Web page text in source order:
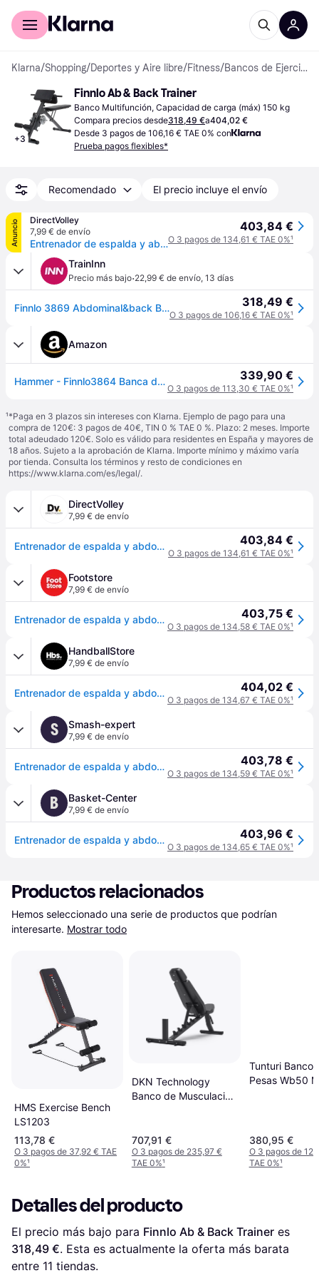
Comprar con Klarna
Klarna/Shopping/Deportes y Aire libre/Fitness/ Bancos de Ejercicios
+3
Finnlo Ab & Back Trainer
Banco Multifunción, Capacidad de carga (máx) 150 kg
Compara precios desde318,49 €a404,02 €
Desde 3 pagos de 106,16 € TAE 0% con
Prueba pagos flexibles*
Recomendado El precio incluye el envío
Anuncio
DirectVolley
7,99 € de envío
Entrenador de espalda y abdominales Finnlo AB - Noir
403,84 €
O 3 pagos de 134,61 € TAE 0%¹
TrainInn
Precio más bajo·22,99 € de envío, 13 días
Finnlo 3869 Abdominal&back Bench Plateado 318,49 €
O 3 pagos de 106,16 € TAE 0%¹
Amazon
Hammer - Finnlo3864 Banca de entrenamiento multifunción - negro 339,90 €
O 3 pagos de 113,30 € TAE 0%¹
¹*Paga en 3 plazos sin intereses con Klarna. Ejemplo de pago para una
compra de 120€: 3 pagos de 40€, TIN 0 % TAE 0 %. Plazo: 2 meses. Importe
total adeudado 120€. Solo es válido para residentes en España y mayores de
18 años. Sujeto a la aprobación de Klarna. Importe mínimo y máximo varía
por tienda. Consulta los términos y resto de condiciones en
https://www.klarna.com/es/legal/.
DirectVolley
7,99 € de envío
Entrenador de espalda y abdominales Finnlo AB - Noir 403,84 €
O 3 pagos de 134,61 € TAE 0%¹
Footstore
7,99 € de envío
Entrenador de espalda y abdominales Finnlo AB - Noir 403,75 €
O 3 pagos de 134,58 € TAE 0%¹
HandballStore
7,99 € de envío
Entrenador de espalda y abdominales Finnlo AB - Noir 404,02 €
O 3 pagos de 134,67 € TAE 0%¹
S Smash-expert
7,99 € de envío
Entrenador de espalda y abdominales Finnlo AB - Noir 403,78 €
O 3 pagos de 134,59 € TAE 0%¹
B Basket-Center
7,99 € de envío
Entrenador de espalda y abdominales Finnlo AB - Noir 403,96 €
O 3 pagos de 134,65 € TAE 0%¹
Productos relacionados
Hemos seleccionado una serie de productos que podrían
interesarte. Mostrar todo
HMS Exercise Bench
LS1203
113,78 €
O 3 pagos de 37,92 € TAE
0%¹
DKN Technology
Banco de Musculación
707,91 €
O 3 pagos de 235,97 €
TAE 0%¹
Tunturi Banco
Pesas Wb50
380,95 €
O 3 pagos de
TAE 0%¹
Detalles del producto
El precio más bajo para Finnlo Ab & Back Trainer
318,49 €. Esta es actualmente la oferta más barata
entre 11 tiendas.